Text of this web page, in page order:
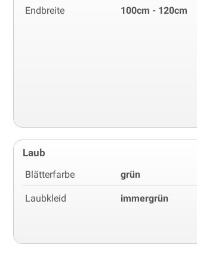
Endbreite 100cm - 120cm
Laub
Blätterfarbe grün
Laubkleid immergrün